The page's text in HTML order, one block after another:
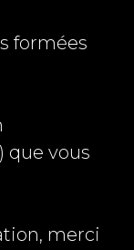
formées
que vous
merci